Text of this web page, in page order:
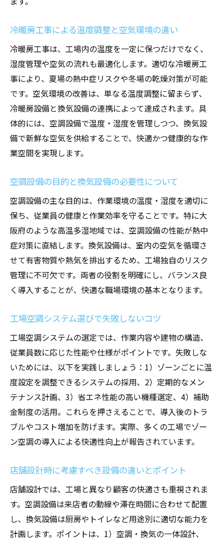
空調設備の省エネ設計とコスト削減の実践
熱中症対策を意識した最新設備の選び方
冷暖房工事による温度調整と空気環境の違い
冷暖房工事は、工場内の温度を一定に保つだけでなく、
湿度管理や空気の流れも最適化します。適切な冷暖房工
事により、夏場の熱中症リスクや冬場の乾燥対策が可能
です。空気環境の改善は、単なる温度調整に留まらず、
冷暖房設備と換気設備の連携によって達成されます。具
体的には、空調設備で温度・湿度を管理しつつ、換気設
備で新鮮な空気を供給することで、快適かつ健康的な作
業空間を実現します。
空調設備の目的と換気設備の必要性について
空調設備の主な目的は、作業環境の温度・湿度を適切に
保ち、従業員の健康と作業効率を守ることです。特に大
阪府のような高温多湿地域では、空調設備の性能が熱中
症対策に直結します。換気設備は、室内の空気を循環さ
せて有害物質や熱気を排出するため、工場独自のリスク
管理に不可欠です。両者の役割を明確にし、バランス良
く導入することが、快適な職場環境の基本となります。
工場空調システム選びで失敗しないコツ
工場空調システムの選定では、作業内容や建物の構造、
従業員数に応じた性能や仕様がポイントです。失敗しな
いためには、以下を実践しましょう：1）ゾーンごとに温
度設定を調整できるシステムの採用、2）定期的なメン
テナンス計画、3）省エネ性能の高い機種選定、4）補助
金制度の活用。これらを押さえることで、導入後のトラ
ブルやコスト増加を防げます。実際、多くの工場でゾー
ン空調の導入による快適性向上が報告されています。
店舗設計時に考慮すべき設備の違いとポイント
店舗設計では、工場と異なり顧客の快適さも重視されま
す。空調設備は来店者の動線や滞在時間に合わせて配置
し、換気設備は厨房やトイレなど用途別に適切な能力を
計画します。ポイントは、1）空調・換気の一体設計、